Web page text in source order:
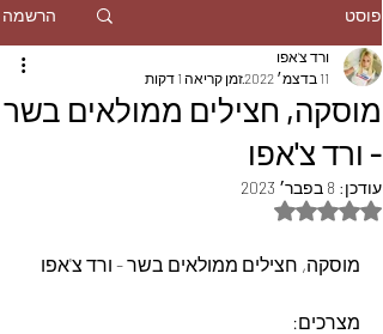
פוסט הרשמה
מוסקה, חצילים ממולאים בשר
- ורד צ'אפו
ורד צ'אפו
11 בדצמ׳ 2022
זמן קריאה 1 דקות
עודכן: 8 בפבר׳ 2023
דירוג של NaN מתוך 5 כוכבים
מוסקה, חצילים ממולאים בשר - ורד צ'אפו
מצרכים: